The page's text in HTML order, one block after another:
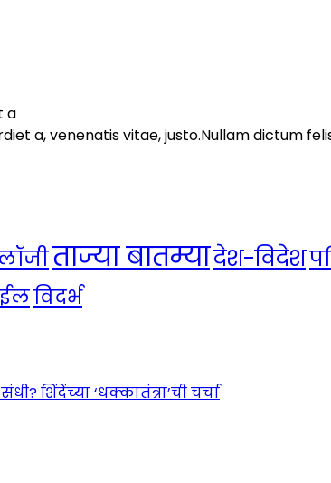
a
a, venenatis vitae, justo.Nullam dictum
ताज्या बातम्यादेश-विदेश
विदर्भ